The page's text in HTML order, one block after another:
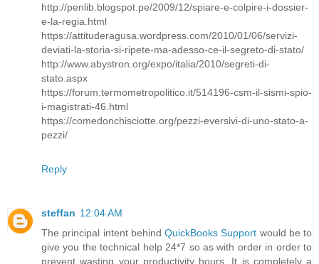
http://penlib.blogspot.pe/2009/12/spiare-e-colpire-i-dossier-
e-la-regia.html
https://attituderagusa.wordpress.com/2010/01/06/servizi-
deviati-la-storia-si-ripete-ma-adesso-ce-il-segreto-di-stato/
http://www.abystron.org/expo/italia/2010/segreti-di-
stato.aspx
https://forum.termometropolitico.it/514196-csm-il-sismi-spio-
i-magistrati-46.html
https://comedonchisciotte.org/pezzi-eversivi-di-uno-stato-a-
pezzi/
Reply
steffan 12:04 AM
The principal intent behind QuickBooks Support would be to
give you the technical help 24*7 so as with order in order to
prevent wasting your productivity hours. It is completely a